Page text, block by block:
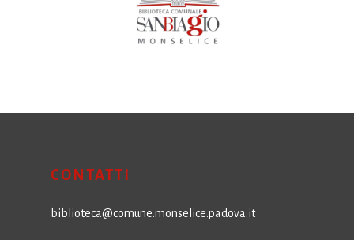
CONTATTI
biblioteca@comune.monselice.padova.it